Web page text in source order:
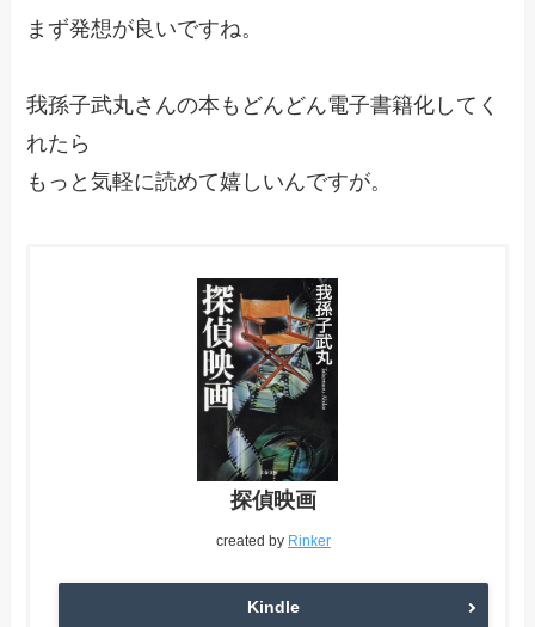
まず発想が良いですね。
我孫子武丸さんの本もどんどん電子書籍化してく
れたら
もっと気軽に読めて嬉しいんですが。
探偵映画
created by Rinker
Kindle